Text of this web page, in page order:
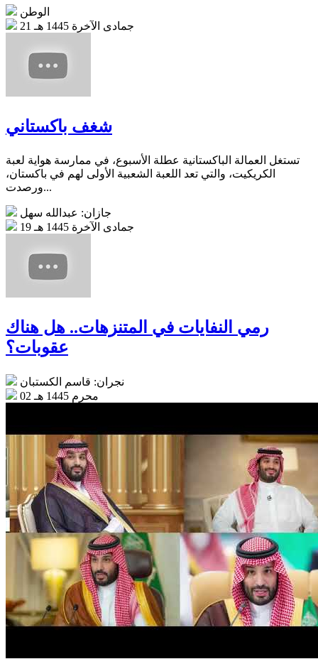
الوطن
21 جمادى الآخرة 1445 هـ
شغف باكستاني
تستغل العمالة الباكستانية عطلة الأسبوع، في ممارسة هواية لعبة
الكريكيت، والتي تعد اللعبة الشعبية الأولى لهم في باكستان،
ورصدت...
جازان: عبدالله سهل
19 جمادى الآخرة 1445 هـ
رمي النفايات في المتنزهات.. هل هناك
عقوبات؟
نجران: قاسم الكستبان
02 محرم 1445 هـ